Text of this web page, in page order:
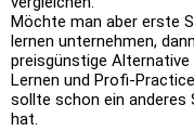
Möchte man aber erste
lernen unternehmen,
preisgünstige
Lernen und Profi-
sollte schon ein anderes
hat.